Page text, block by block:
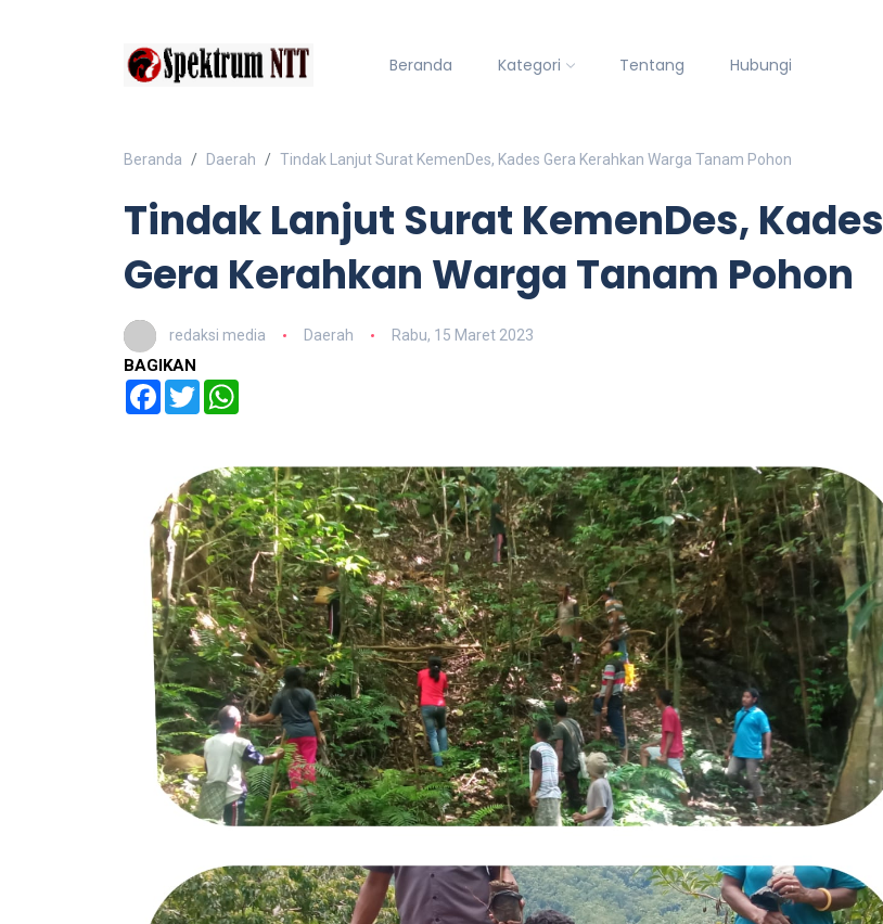
Beranda Kategori Tentang Hubungi
Beranda Daerah Tindak Lanjut Surat KemenDes, Kades Gera Kerahkan Warga Tanam Pohon
Tindak Lanjut Surat KemenDes, Kades
Gera Kerahkan Warga Tanam Pohon
redaksi media Daerah Rabu, 15 Maret 2023
BAGIKAN
Facebook
Twitter